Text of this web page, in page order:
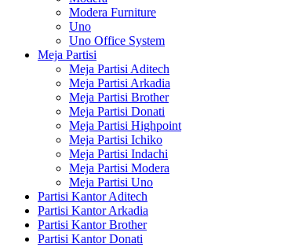
Modera Furniture
Uno
Uno Office System
Meja Partisi
Meja Partisi Aditech
Meja Partisi Arkadia
Meja Partisi Brother
Meja Partisi Donati
Meja Partisi Highpoint
Meja Partisi Ichiko
Meja Partisi Indachi
Meja Partisi Modera
Meja Partisi Uno
Partisi Kantor Aditech
Partisi Kantor Arkadia
Partisi Kantor Brother
Partisi Kantor Donati